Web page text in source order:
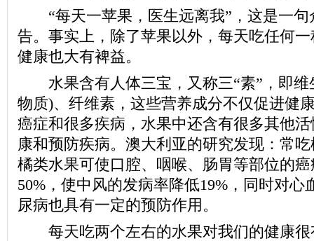
“每天一苹果，医生远离我”，这是一句
告。事实上，除了苹果以外，每天吃任何
健康也大有裨益。
水果含有人体三宝，又称三“素”，即维
物质)、纤维素，这些营养成分不仅促进健
癌症和很多疾病，水果中还含有很多其他
康和预防疾病。澳大利亚的研究发现：常
橘类水果可使口腔、咽喉、肠胃等部位的
50%，使中风的发病率降低19%，同时对心
尿病也具有一定的预防作用。
每天吃两个左右的水果对我们的健康很